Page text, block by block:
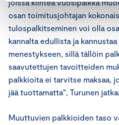
joissa kiinteä vuosipalkka
osan toimitusjohtajan
tulospalkitseminen voi olla
kannalta edullista ja
menestykseen, sillä tällöin
saavutettujen tavoitteiden
palkkioita ei tarvitse maksaa,
jää tuottamatta”, Turunen
Muuttuvien palkkioiden taso